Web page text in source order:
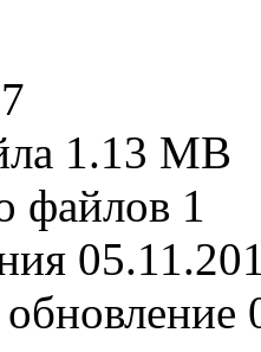
1.13 MB
файлов 1